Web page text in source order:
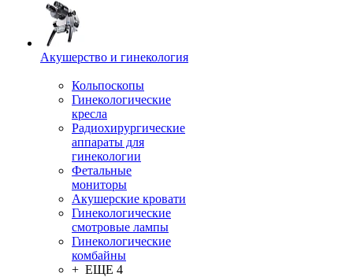
Акушерство и гинекология
Кольпоскопы
Гинекологические
кресла
Радиохирургические
аппараты для
гинекологии
Фетальные
мониторы
Акушерские кровати
Гинекологические
смотровые лампы
Гинекологические
комбайны
+ ЕЩЕ 4